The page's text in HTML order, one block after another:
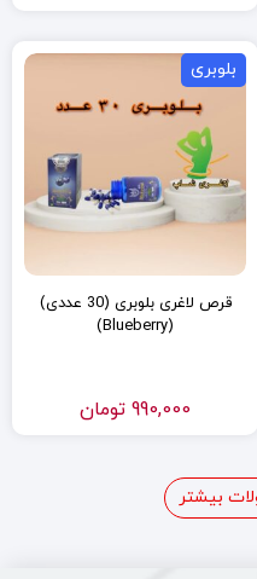
بلوبری
قرص لاغری بلوبری (30 عددی)
(Blueberry)
990,000 تومان
بیشتر